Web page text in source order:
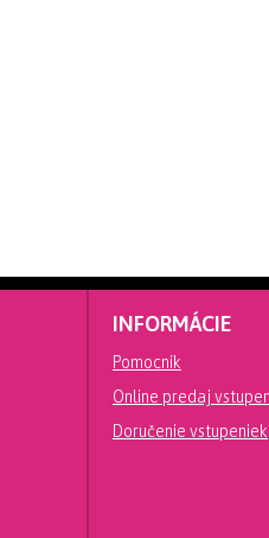
INFORMÁCIE
Pomocník
Online predaj
Doručenie vstupeniek